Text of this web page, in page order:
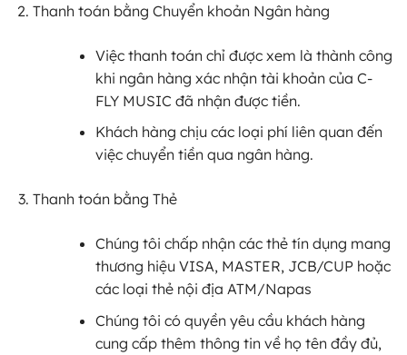
Thanh toán bằng Chuyển khoản Ngân hàng
Việc thanh toán chỉ được xem là thành công
khi ngân hàng xác nhận tài khoản của C-
FLY MUSIC đã nhận được tiền.
Khách hàng chịu các loại phí liên quan đến
việc chuyển tiền qua ngân hàng.
Thanh toán bằng Thẻ
Chúng tôi chấp nhận các thẻ tín dụng mang
thương hiệu VISA, MASTER, JCB/CUP hoặc
các loại thẻ nội địa ATM/Napas
Chúng tôi có quyền yêu cầu khách hàng
cung cấp thêm thông tin về họ tên đầy đủ,